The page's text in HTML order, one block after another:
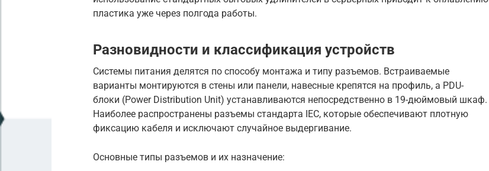
пластика уже через полгода работы.
Разновидности и классификация устройств
Системы питания делятся по способу монтажа и типу разъемов. Встраиваемые
варианты монтируются в стены или панели, навесные крепятся на профиль, а PDU-
блоки (Power Distribution Unit) устанавливаются непосредственно в 19-дюймовый шкаф.
Наиболее распространены разъемы стандарта IEC, которые обеспечивают плотную
фиксацию кабеля и исключают случайное выдергивание.
Основные типы разъемов и их назначение: